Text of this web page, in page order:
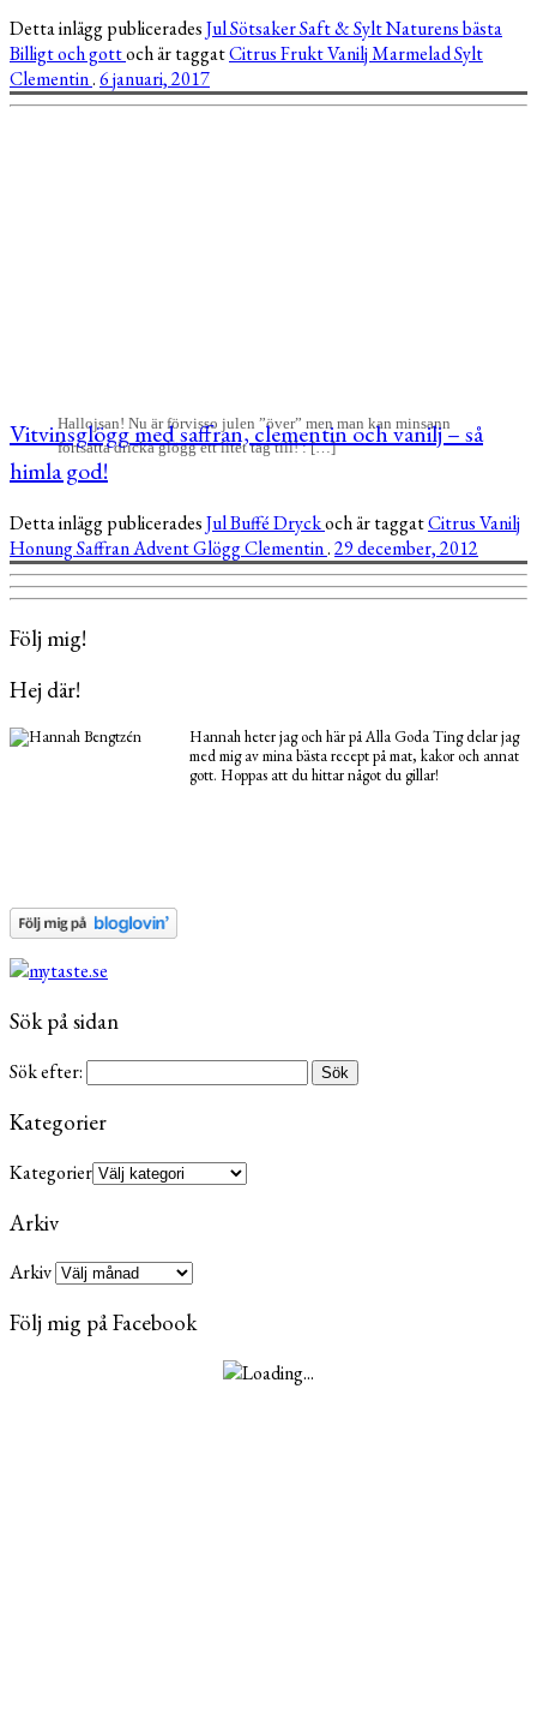
Detta inlägg publiceradesJulSötsakerSaft & SyltNaturens bästa
Billigt och gottoch är taggatCitrusFruktVaniljMarmeladSylt
Clementin.6 januari, 2017
Hallojsan! Nu är förvisso julen ”över” men man kan minsann
fortsätta dricka glögg ett litet tag till! : […]
Vitvinsglögg med saffran, clementin och vanilj – så
himla god!
Detta inlägg publiceradesJulBufféDryckoch är taggatCitrusVanilj
HonungSaffranAdventGlöggClementin.29 december, 2012
Följ mig!
Hej där!
Hannah heter jag och här på Alla Goda Ting delar jag
med mig av mina bästa recept på mat, kakor och annat
gott. Hoppas att du hittar något du gillar!
Sök på sidan
Sök efter:
Kategorier
Kategorier
Arkiv
Arkiv
Följ mig på Facebook